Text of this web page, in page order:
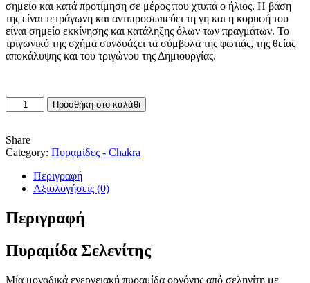
σημείο και κατά προτίμηση σε μέρος που χτυπά ο ήλιος. Η βάση
της είναι τετράγωνη και αντιπροσωπεύει τη γη και η κορυφή του
είναι σημείο εκκίνησης και κατάληξης όλων των πραγμάτων. Το
τριγωνικό της σχήμα συνδυάζει τα σύμβολα της φωτιάς, της θείας
αποκάλυψης και του τριγώνου της Δημιουργίας.
Πυραμίδα
Σελενίτης
Προσθήκη στο καλάθι
Share
Category: Πυραμίδες - Chakra
Περιγραφή
Αξιολογήσεις (0)
Περιγραφή
Πυραμίδα Σελενίτης
Μία μοναδικά ενεργειακή πυραμίδα οργόνης από σεληνίτη με